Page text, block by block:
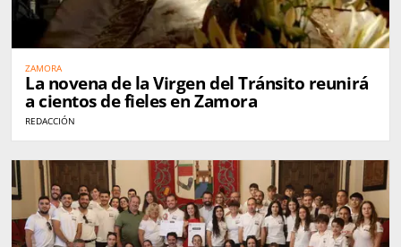
ZAMORA
La novena de la Virgen del Tránsito reunirá
a cientos de fieles en Zamora
REDACCIÓN